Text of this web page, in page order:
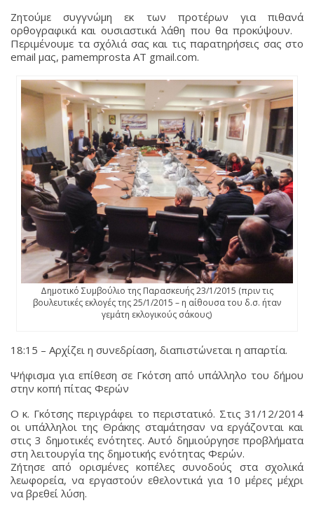
Ζητούμε συγγνώμη εκ των προτέρων για πιθανά
ορθογραφικά και ουσιαστικά λάθη που θα προκύψουν.
Περιμένουμε τα σχόλιά σας και τις παρατηρήσεις σας στο
email μας, pamemprosta AT gmail.com.
Δημοτικό Συμβούλιο της Παρασκευής 23/1/2015 (πριν τις
βουλευτικές εκλογές της 25/1/2015 – η αίθουσα του δ.σ. ήταν
γεμάτη εκλογικούς σάκους)
18:15 – Αρχίζει η συνεδρίαση, διαπιστώνεται η απαρτία.
Ψήφισμα για επίθεση σε Γκότση από υπάλληλο του δήμου
στην κοπή πίτας Φερών
Ο κ. Γκότσης περιγράφει το περιστατικό. Στις 31/12/2014
οι υπάλληλοι της Θράκης σταμάτησαν να εργάζονται και
στις 3 δημοτικές ενότητες. Αυτό δημιούργησε προβλήματα
στη λειτουργία της δημοτικής ενότητας Φερών.
Ζήτησε από ορισμένες κοπέλες συνοδούς στα σχολικά
λεωφορεία, να εργαστούν εθελοντικά για 10 μέρες μέχρι
να βρεθεί λύση.